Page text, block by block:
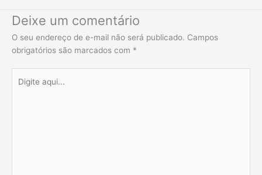
Deixe um comentário
O seu endereço de e-mail não será publicado. Campos
obrigatórios são marcados com *
aqui...